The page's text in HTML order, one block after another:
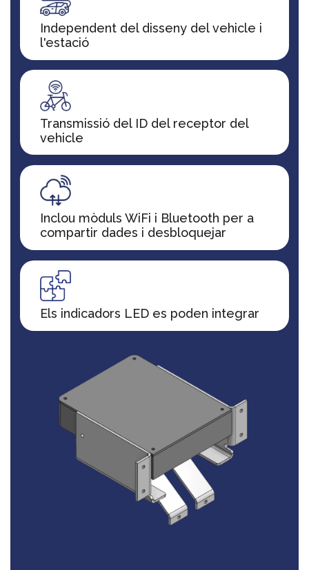
Independent del disseny del vehicle i
l'estació
Transmissió del ID del receptor del
vehicle
Inclou mòduls WiFi i Bluetooth per a
compartir dades i desbloquejar
Els indicadors LED es poden integrar